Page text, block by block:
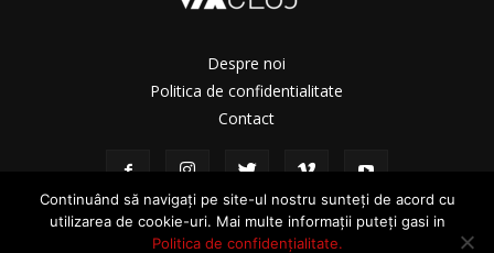
Despre noi
Politica de confidentialitate
Contact
Continuând să navigați pe site-ul nostru sunteți de acord cu
utilizarea de cookie-uri. Mai multe informații puteți gasi in
Politica de confidențialitate.